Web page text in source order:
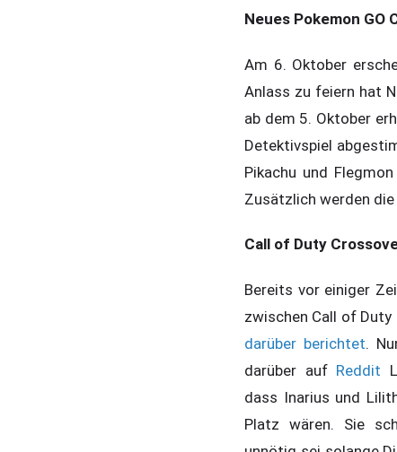
Neues Pokemon GO
Am 6. Oktober
Anlass zu feiern hat
ab dem 5. Oktober
Detektivspiel
Pikachu und
Zusätzlich werden
Call of Duty
Bereits vor einiger
zwischen Call of Duty
darüber berichtet.
darüber auf Reddit
dass Inarius und
Platz wären. Sie